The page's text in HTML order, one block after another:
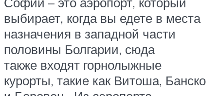
выбирает, когда вы едете в места
назначения в западной части
половины Болгарии, сюда
также входят горнолыжные
курорты, такие как Витоша, Банско